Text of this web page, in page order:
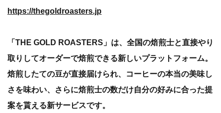
https://thegoldroasters.jp
「THE GOLD ROASTERS」は、全国の焙煎士と直接やり
取りしてオーダーで焙煎できる新しいプラットフォーム。
焙煎したての豆が直接届けられ、コーヒーの本当の美味し
さを味わい、さらに焙煎士の数だけ自分の好みに合った提
案を貰える新サービスです。